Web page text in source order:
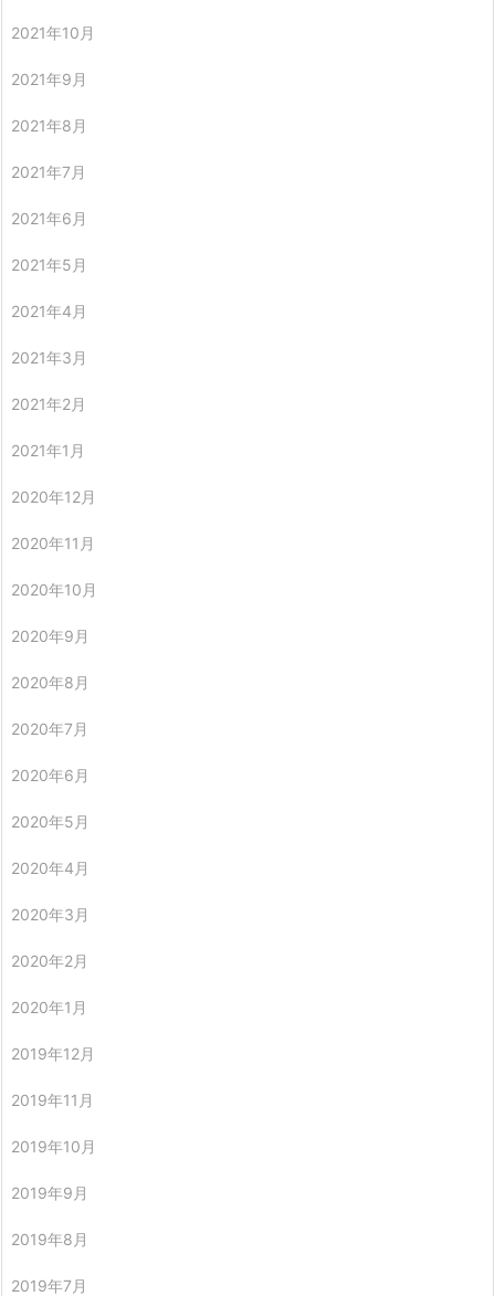
2021年10月
2021年9月
2021年8月
2021年7月
2021年6月
2021年5月
2021年4月
2021年3月
2021年2月
2021年1月
2020年12月
2020年11月
2020年10月
2020年9月
2020年8月
2020年7月
2020年6月
2020年5月
2020年4月
2020年3月
2020年2月
2020年1月
2019年12月
2019年11月
2019年10月
2019年9月
2019年8月
2019年7月